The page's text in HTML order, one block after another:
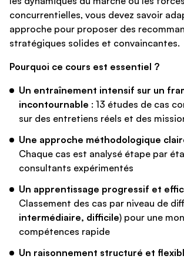
concurrentielles, vous devez savoir
approche pour proposer des
stratégiques solides et convaincantes.
Pourquoi ce cours est essentiel ?
Un entraînement intensif sur un
incontournable : 13 études de cas
sur des entretiens réels et des
Une approche méthodologique
Chaque cas est analysé étape par
consultants expérimentés
Un apprentissage progressif et
Classement des cas par niveau de
intermédiaire, difficile) pour une
compétences rapide
Un raisonnement structuré et